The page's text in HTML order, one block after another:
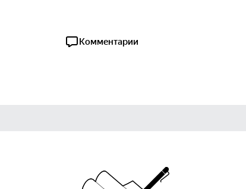
Комментарии